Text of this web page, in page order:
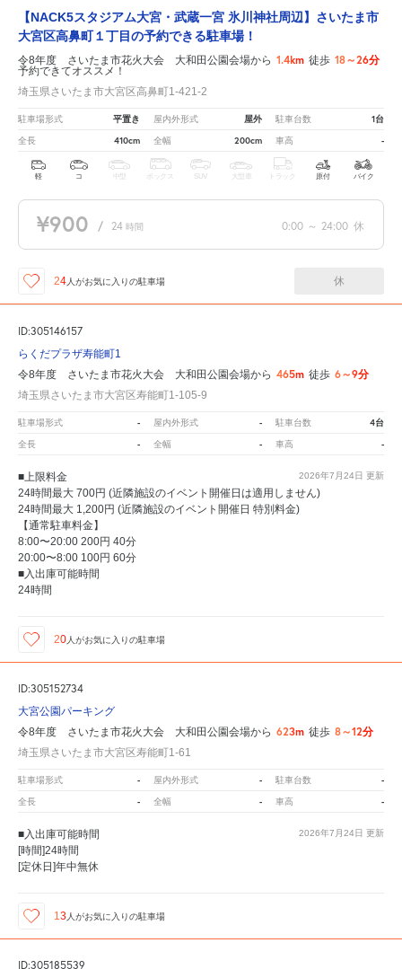
【NACK5スタジアム大宮・武蔵一宮 氷川神社周辺】さいたま市
大宮区高鼻町１丁目の予約できる駐車場！
令8年度 さいたま市花火大会 大和田公園会場から 1.4km 徒歩 18～26分
予約できてオススメ！
埼玉県さいたま市大宮区高鼻町1-421-2
駐車場形式 平置き 屋内外形式 屋外 駐車台数 1台
全長 410cm 全幅 200cm 車高 -
軽 コ 中型 ボックス SUV 大型車 トラック 原付 バイク
¥900 / 24 時間 0:00 ～ 24:00 休
24 人がお気に入りの駐車場 休
ID:305146157
らくだプラザ寿能町1
令8年度 さいたま市花火大会 大和田公園会場から 465m 徒歩 6～9分
埼玉県さいたま市大宮区寿能町1-105-9
駐車場形式 - 屋内外形式 - 駐車台数 4台
全長 - 全幅 - 車高 -
2026年7月24日 更新
■上限料金
24時間最大 700円 (近隣施設のイベント開催日は適用しません)
24時間最大 1,200円 (近隣施設のイベント開催日 特別料金)
【通常駐車料金】
8:00〜20:00 200円 40分
20:00〜8:00 100円 60分
■入出庫可能時間
24時間
20 人がお気に入りの駐車場
ID:305152734
大宮公園パーキング
令8年度 さいたま市花火大会 大和田公園会場から 623m 徒歩 8～12分
埼玉県さいたま市大宮区寿能町1-61
駐車場形式 - 屋内外形式 - 駐車台数 -
全長 - 全幅 - 車高 -
2026年7月24日 更新
■入出庫可能時間
[時間]24時間
[定休日]年中無休
13 人がお気に入りの駐車場
ID:305185539